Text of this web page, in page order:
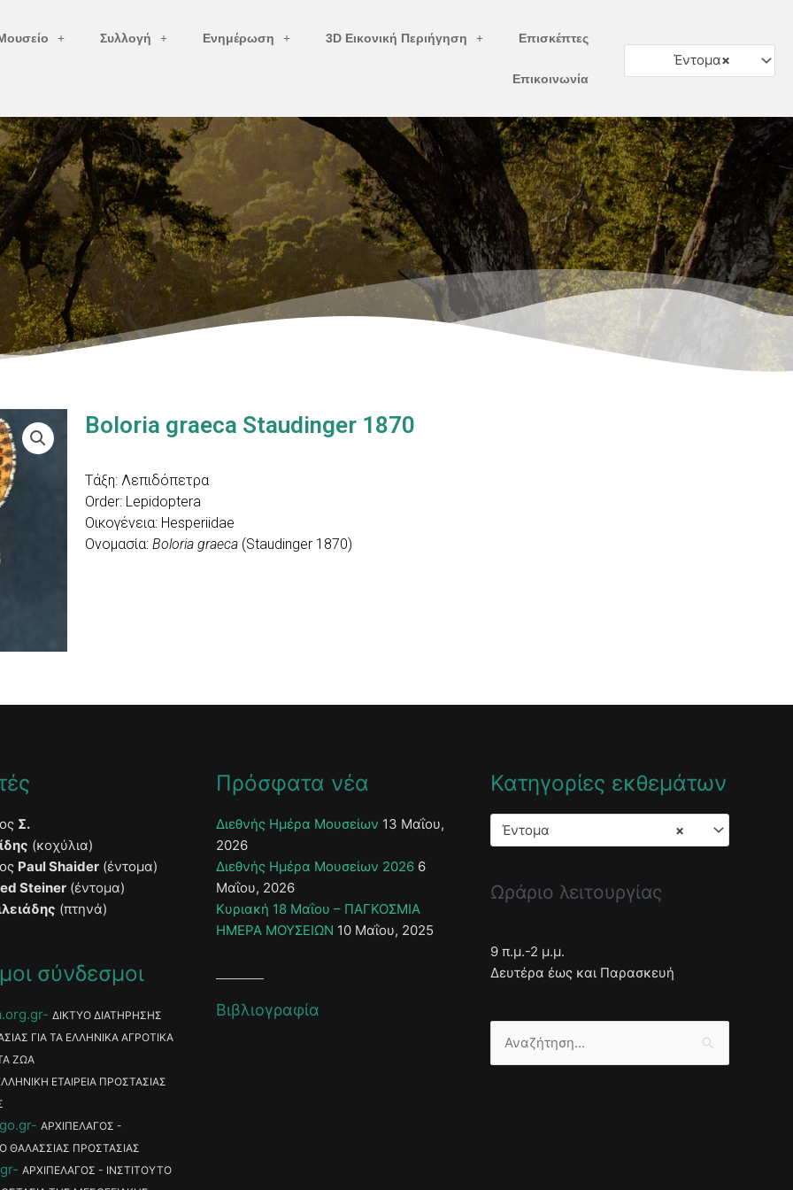
Συλλογή Ενημέρωση 3D Εικονική Περιήγηση Επισκέπτες
Επικοινωνία
×
Έντομα
Boloria graeca Staudinger 1870
Τάξη: Λεπιδόπετρα
Order: Lepidoptera
Οικογένεια: Hesperiidae
Ονομασία: Boloria graeca (Staudinger 1870)
Σ.
(κοχύλια)
Paul Shaider (έντομα)
Steiner (έντομα)
(πτηνά)
σύνδεσμοι
ΔΙΚΤΥΟ ΔΙΑΤΗΡΗΣΗΣ
ΓΙΑ ΤΑ ΕΛΛΗΝΙΚΑ ΑΓΡΟΤΙΚΑ
ΖΩΑ
ΕΤΑΙΡΕΙΑ ΠΡΟΣΤΑΣΙΑΣ
ΑΡΧΙΠΕΛΑΓΟΣ -
ΘΑΛΑΣΣΙΑΣ ΠΡΟΣΤΑΣΙΑΣ
ΑΡΧΙΠΕΛΑΓΟΣ - ΙΝΣΤΙΤΟΥΤΟ
Πρόσφατα νέα
Διεθνής Ημέρα Μουσείων 13 Μαΐου,
2026
Διεθνής Ημέρα Μουσείων 2026 6
Μαΐου, 2026
Κυριακή 18 Μαΐου – ΠΑΓΚΟΣΜΙΑ
ΗΜΕΡΑ ΜΟΥΣΕΙΩΝ 10 Μαΐου, 2025
Βιβλιογραφία
Κατηγορίες εκθεμάτων
×
Έντομα
Ωράριο λειτουργίας
9 π.μ.-2 μ.μ.
Δευτέρα έως και Παρασκευή
Αναζήτηση
για: